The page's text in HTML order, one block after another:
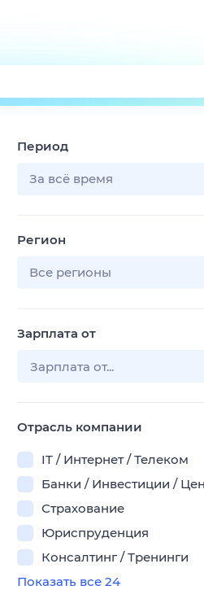
Поиск
ТВ-программа
Период
За всё время
Регион
Все регионы
Зарплата от
Отрасль компании
IT / Интернет / Телеком
Банки / Инвестиции /
Страхование
Юриспруденция
Консалтинг / Тренинги
Показать все 24